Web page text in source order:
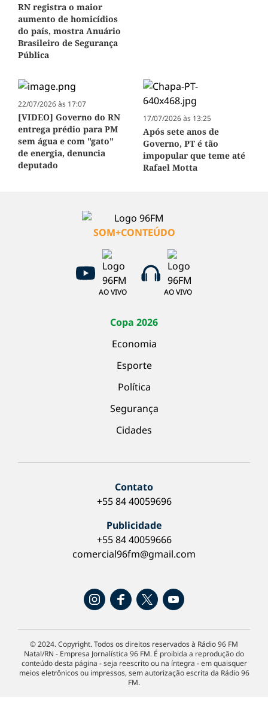
RN registra o maior
aumento de homicídios
do país, mostra Anuário
Brasileiro de Segurança
Pública
22/07/2026 às 17:07
[VIDEO] Governo do RN
entrega prédio para PM
sem água e com "gato"
de energia, denuncia
deputado
17/07/2026 às 13:25
Após sete anos de
Governo, PT é tão
impopular que teme até
Rafael Motta
SOM+CONTEÚDO
AO VIVO AO VIVO
Copa 2026
Economia
Esporte
Política
Segurança
Cidades
Contato
+55 84 40059696
Publicidade
+55 84 40059666
comercial96fm@gmail.com
© 2024. Copyright. Todos os direitos reservados à Rádio 96 FM
Natal/RN - Empresa Jornalística 96 FM. É proibida a reprodução do
conteúdo desta página - seja reescrito ou na íntegra - em quaisquer
meios eletrônicos ou impressos, sem autorização escrita da Rádio 96
FM.